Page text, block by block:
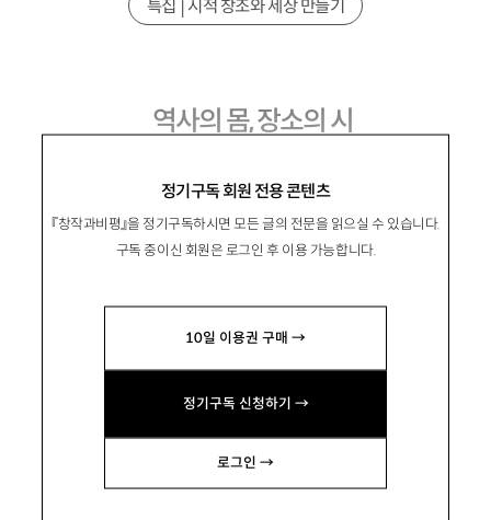
정기구독 회원 전용 콘텐츠
『창작과비평』을 정기구독하시면 모든 글의 전문을 읽으실 수 있습니다.
구독 중이신 회원은 로그인 후 이용 가능합니다.
10일 이용권 구매 →
정기구독 신청하기 →
로그인 →
특집│시적 창조와 세상 만들기
역사의 몸, 장소의 시
신용목愼鏞穆
돌아보았 다』 『비에 도착하는 사람들은 모두 제
시간에 온다』 『우연한 미래에 우리가 있어서』, 시